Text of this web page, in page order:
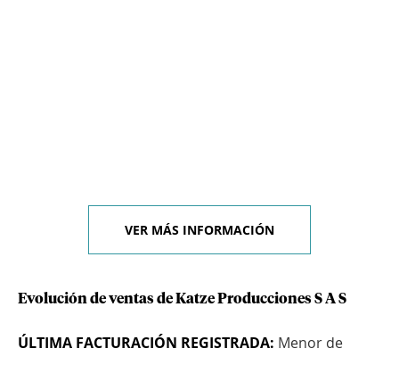
VER MÁS INFORMACIÓN
Evolución de ventas de Katze Producciones S A S
ÚLTIMA FACTURACIÓN REGISTRADA: Menor de